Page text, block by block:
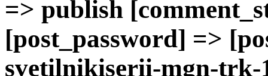
=> publish
[post_password] =>
svetilnikiserii-mgn-trk-